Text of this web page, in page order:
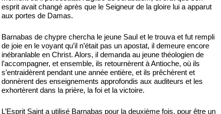
esprit avait changé après que le Seigneur de la gloire lui a apparut
aux portes de Damas.
Barnabas de chypre chercha le jeune Saul et le trouva et fut rempli
de joie en le voyant qu’il n’était pas un apostat, il demeure encore
inébranlable en Christ. Alors, il demanda au jeune théologien de
l’accompagner, et ensemble, ils retournèrent à Antioche, où ils
s’entraidèrent pendant une année entière, et ils prêchèrent et
donnèrent des enseignements approfondis aux auditeurs et les
exhortèrent dans la prière, la foi et la victoire.
L’Esprit Saint a utilisé Barnabas pour la deuxième fois, pour être un